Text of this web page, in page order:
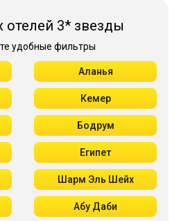
3* звезды
удобные фильтры
Аланья
Кемер
Бодрум
Египет
Шарм Эль Шейх
Абу Даби